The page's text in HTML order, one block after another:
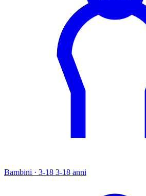
Bambini · 3-18 3-18 anni